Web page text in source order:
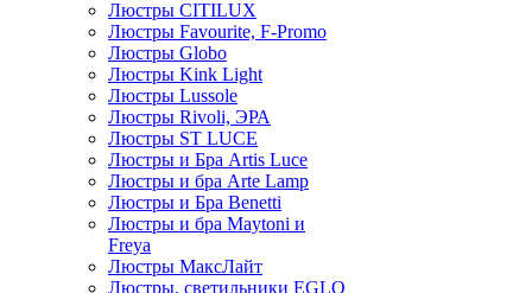
Люстры CITILUX
Люстры Favourite, F-Promo
Люстры Globo
Люстры Kink Light
Люстры Lussole
Люстры Rivoli, ЭРА
Люстры ST LUCE
Люстры и Бра Artis Luce
Люстры и бра Arte Lamp
Люстры и Бра Benetti
Люстры и бра Maytoni и
Freya
Люстры МаксЛайт
Люстры, светильники EGLO